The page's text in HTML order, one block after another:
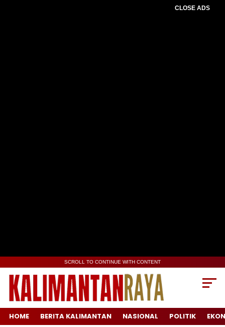
CLOSE ADS
SCROLL TO CONTINUE WITH CONTENT
HOME BERITA KALIMANTAN NASIONAL POLITIK